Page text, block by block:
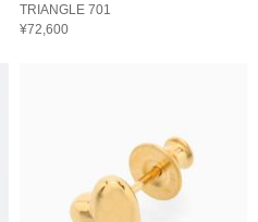
TRIANGLE 701
¥72,600